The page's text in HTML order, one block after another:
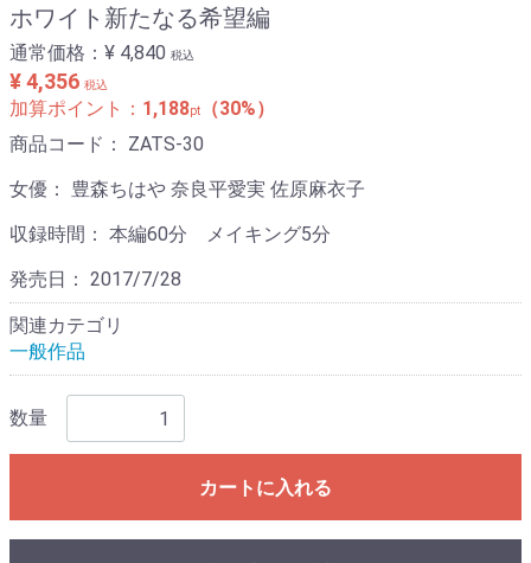
ホワイト新たなる希望編
通常価格： ¥ 4,840 税込
¥ 4,356 税込
加算ポイント： 1,188pt
（30%）
商品コード： ZATS-30
女優： 豊森ちはや 奈良平愛実 佐原麻衣子
収録時間： 本編60分 メイキング5分
発売日： 2017/7/28
関連カテゴリ
一般作品
数量
カートに入れる